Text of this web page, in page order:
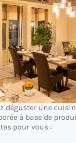
déguster une
à base de
pour vous :